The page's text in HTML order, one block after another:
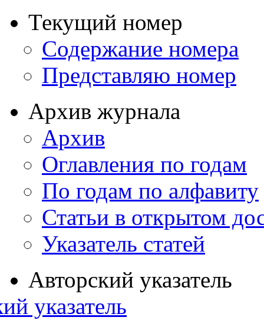
Текущий номер
Содержание номера
Представляю номер
Архив журнала
Архив
Оглавления по годам
По годам по алфавиту
Статьи в открытом
Указатель статей
Авторский указатель
указатель